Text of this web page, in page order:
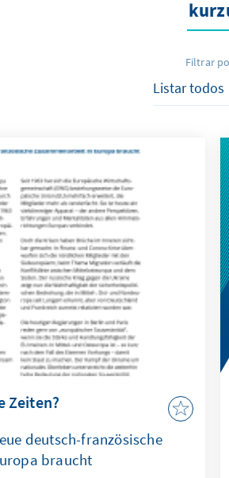
Filtrar
Zeiten?
deutsch-französische
braucht